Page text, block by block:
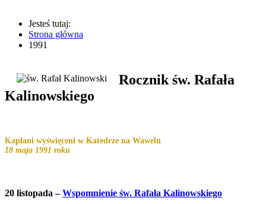
Jesteś tutaj:
Strona główna
1991
Rocznik św. Rafała
Kalinowskiego
Kapłani wyświęceni w Katedrze na Wawelu
18 maja 1991 roku
20 listopada –Wspomnienie św. Rafała Kalinowskiego